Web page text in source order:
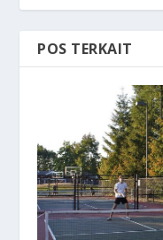
POS TERKAIT